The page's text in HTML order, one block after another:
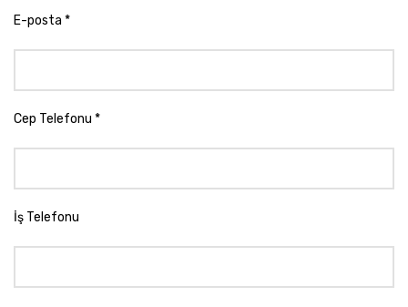
E-posta *
Cep Telefonu *
İş Telefonu